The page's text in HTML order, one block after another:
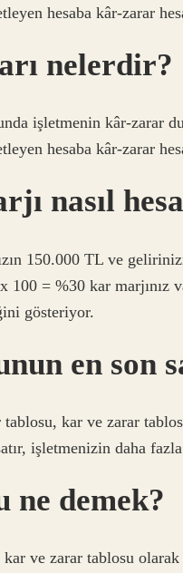
hesaba kâr-zarar
nelerdir?
işletmenin kâr-zarar
hesaba kâr-zarar
nasıl
150.000 TL ve
100 = %30 kar marjınız
gösteriyor.
en son
kar ve zarar
işletmenizin daha
demek?
ve zarar tablosu